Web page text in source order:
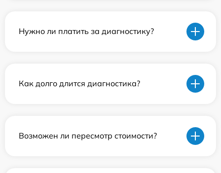
Нужно ли платить за диагностику?
Как долго длится диагностика?
Возможен ли пересмотр стоимости?